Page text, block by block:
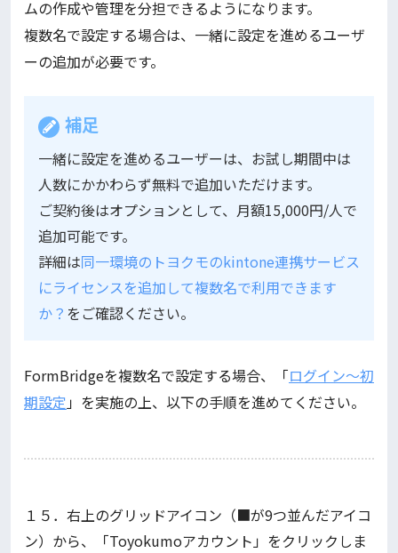
ムの作成や管理を分担できるようになります。
複数名で設定する場合は、一緒に設定を進めるユーザ
ーの追加が必要です。
補足
一緒に設定を進めるユーザーは、お試し期間中は
人数にかかわらず無料で追加いただけます。
ご契約後はオプションとして、月額15,000円/人で
追加可能です。
詳細は同一環境のトヨクモのkintone連携サービス
にライセンスを追加して複数名で利用できます
か？ をご確認ください。
FormBridgeを複数名で設定する場合、「ログイン～初
期設定」を実施の上、以下の手順を進めてください。
１５．右上のグリッドアイコン（■が9つ並んだアイコ
ン）から、「Toyokumoアカウント」をクリックしま